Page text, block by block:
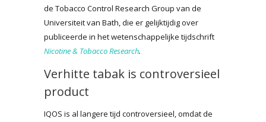
de Tobacco Control Research Group van de
Universiteit van Bath, die er gelijktijdig over
publiceerde in het wetenschappelijke tijdschrift
Nicotine & Tobacco Research.
Verhitte tabak is controversieel
product
IQOS is al langere tijd controversieel, omdat de